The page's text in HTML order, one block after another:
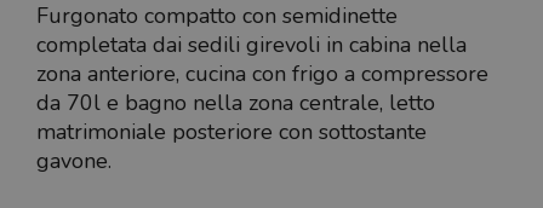
Furgonato compatto con semidinette
completata dai sedili girevoli in cabina nella
zona anteriore, cucina con frigo a compressore
da 70l e bagno nella zona centrale, letto
matrimoniale posteriore con sottostante
gavone.